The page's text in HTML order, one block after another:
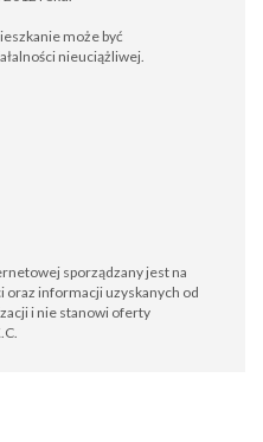
może być
nieuciążliwej.
sporządzany jest na
oraz informacji uzyskanych od
i nie stanowi oferty